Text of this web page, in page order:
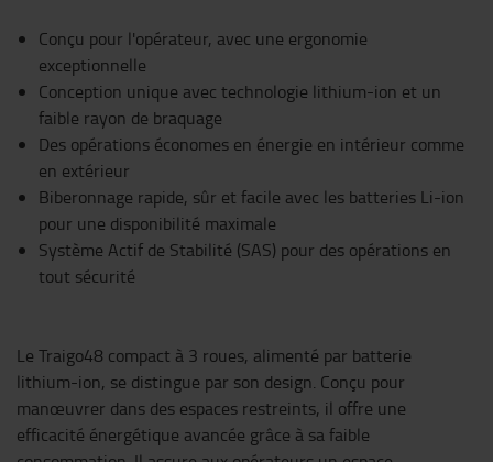
Conçu pour l'opérateur, avec une ergonomie
exceptionnelle
Conception unique avec technologie lithium-ion et un
faible rayon de braquage
Des opérations économes en énergie en intérieur comme
en extérieur
Biberonnage rapide, sûr et facile avec les batteries Li-ion
pour une disponibilité maximale
Système Actif de Stabilité (SAS) pour des opérations en
tout sécurité
Le Traigo48 compact à 3 roues, alimenté par batterie
lithium-ion, se distingue par son design. Conçu pour
manœuvrer dans des espaces restreints, il offre une
efficacité énergétique avancée grâce à sa faible